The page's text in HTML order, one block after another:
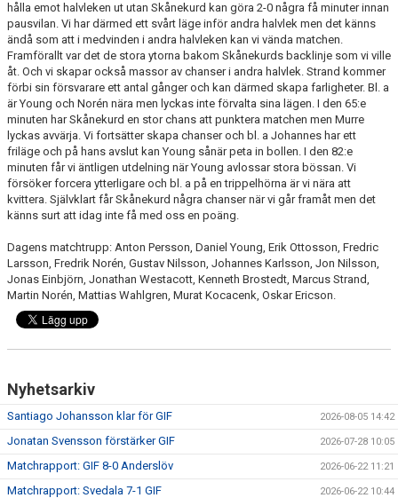
BILDER
STATISTIK
ÅRSKORT A-LAG 2026
hålla emot halvleken ut utan Skånekurd kan göra 2-0 några få minuter innan
pausvilan. Vi har därmed ett svårt läge inför andra halvlek men det känns
ändå som att i medvinden i andra halvleken kan vi vända matchen.
Framförallt var det de stora ytorna bakom Skånekurds backlinje som vi ville
åt. Och vi skapar också massor av chanser i andra halvlek. Strand kommer
förbi sin försvarare ett antal gånger och kan därmed skapa farligheter. Bl. a
är Young och Norén nära men lyckas inte förvalta sina lägen. I den 65:e
minuten har Skånekurd en stor chans att punktera matchen men Murre
lyckas avvärja. Vi fortsätter skapa chanser och bl. a Johannes har ett
friläge och på hans avslut kan Young sånär peta in bollen. I den 82:e
minuten får vi äntligen utdelning när Young avlossar stora bössan. Vi
försöker forcera ytterligare och bl. a på en trippelhörna är vi nära att
kvittera. Självklart får Skånekurd några chanser när vi går framåt men det
känns surt att idag inte få med oss en poäng.
Dagens matchtrupp: Anton Persson, Daniel Young, Erik Ottosson, Fredric
Larsson, Fredrik Norén, Gustav Nilsson, Johannes Karlsson, Jon Nilsson,
Jonas Einbjörn, Jonathan Westacott, Kenneth Brostedt, Marcus Strand,
Martin Norén, Mattias Wahlgren, Murat Kocacenk, Oskar Ericson.
Nyhetsarkiv
Santiago Johansson klar för GIF 2026-08-05 14:42
Jonatan Svensson förstärker GIF 2026-07-28 10:05
Matchrapport: GIF 8-0 Anderslöv 2026-06-22 11:21
Matchrapport: Svedala 7-1 GIF 2026-06-22 10:44